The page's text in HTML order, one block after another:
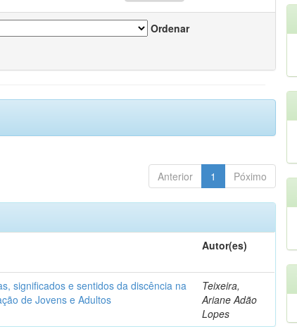
Ordenar
Anterior 1 Póximo
Autor(es)
significados e sentidos da discência na
de Jovens e Adultos
Teixeira,
Ariane Adão
Lopes